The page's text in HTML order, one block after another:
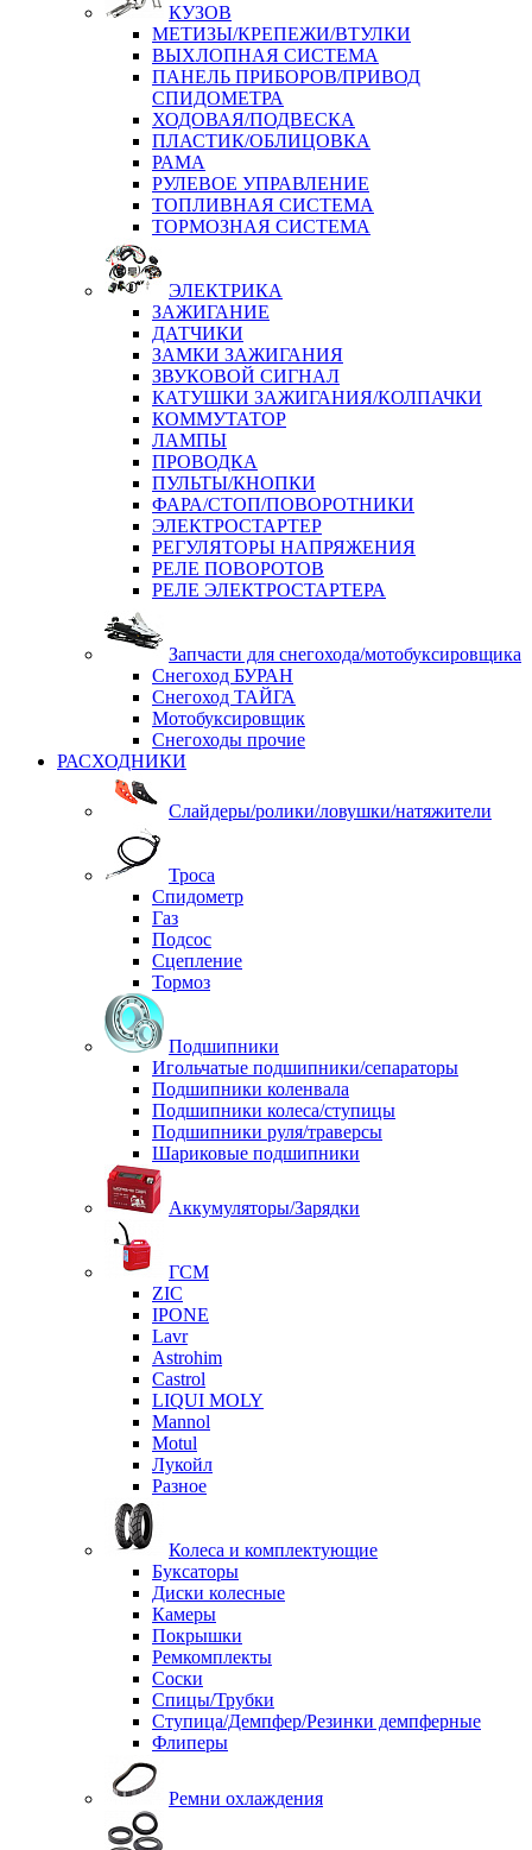
КУЗОВ
МЕТИЗЫ/КРЕПЕЖИ/ВТУЛКИ
ВЫХЛОПНАЯ СИСТЕМА
ПАНЕЛЬ ПРИБОРОВ/ПРИВОД
СПИДОМЕТРА
ХОДОВАЯ/ПОДВЕСКА
ПЛАСТИК/ОБЛИЦОВКА
РАМА
РУЛЕВОЕ УПРАВЛЕНИЕ
ТОПЛИВНАЯ СИСТЕМА
ТОРМОЗНАЯ СИСТЕМА
ЭЛЕКТРИКА
ЗАЖИГАНИЕ
ДАТЧИКИ
ЗАМКИ ЗАЖИГАНИЯ
ЗВУКОВОЙ СИГНАЛ
КАТУШКИ ЗАЖИГАНИЯ/КОЛПАЧКИ
КОММУТАТОР
ЛАМПЫ
ПРОВОДКА
ПУЛЬТЫ/КНОПКИ
ФАРА/СТОП/ПОВОРОТНИКИ
ЭЛЕКТРОСТАРТЕР
РЕГУЛЯТОРЫ НАПРЯЖЕНИЯ
РЕЛЕ ПОВОРОТОВ
РЕЛЕ ЭЛЕКТРОСТАРТЕРА
Запчасти для снегохода/мотобуксировщика
Снегоход БУРАН
Снегоход ТАЙГА
Мотобуксировщик
Снегоходы прочие
РАСХОДНИКИ
Слайдеры/ролики/ловушки/натяжители
Троса
Спидометр
Газ
Подсос
Сцепление
Тормоз
Подшипники
Игольчатые подшипники/сепараторы
Подшипники коленвала
Подшипники колеса/ступицы
Подшипники руля/траверсы
Шариковые подшипники
Аккумуляторы/Зарядки
ГСМ
ZIC
IPONE
Lavr
Astrohim
Castrol
LIQUI MOLY
Mannol
Motul
Лукойл
Разное
Колеса и комплектующие
Буксаторы
Диски колесные
Камеры
Покрышки
Ремкомплекты
Соски
Спицы/Трубки
Ступица/Демпфер/Резинки демпферные
Флиперы
Ремни охлаждения